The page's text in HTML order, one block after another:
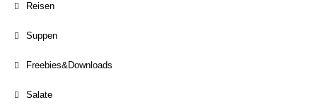
Reisen
Suppen
Freebies&Downloads
Salate